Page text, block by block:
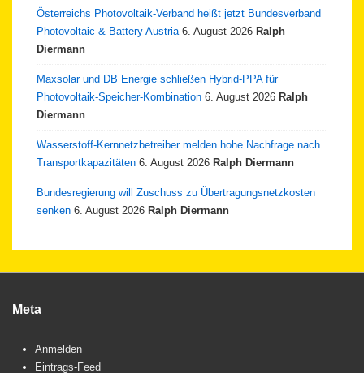
Österreichs Photovoltaik-Verband heißt jetzt Bundesverband
Photovoltaic & Battery Austria 6. August 2026 Ralph
Diermann
Maxsolar und DB Energie schließen Hybrid-PPA für
Photovoltaik-Speicher-Kombination 6. August 2026 Ralph
Diermann
Wasserstoff-Kernnetzbetreiber melden hohe Nachfrage nach
Transportkapazitäten 6. August 2026 Ralph Diermann
Bundesregierung will Zuschuss zu Übertragungsnetzkosten
senken 6. August 2026 Ralph Diermann
Meta
Anmelden
Eintrags-Feed